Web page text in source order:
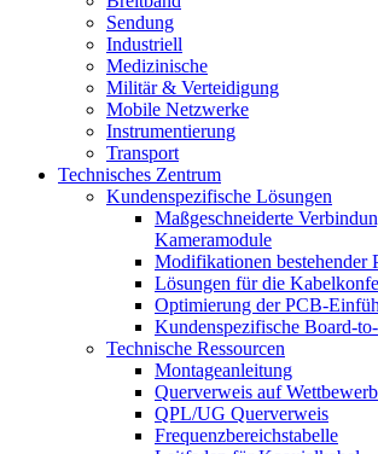
Sendung
Industriell
Medizinische
Militär & Verteidigung
Mobile Netzwerke
Instrumentierung
Transport
Technisches Zentrum
Kundenspezifische Lösungen
Maßgeschneiderte
Kameramodule
Modifikationen bestehender
Lösungen für die
Optimierung der PCB-
Kundenspezifische Board-
Technische Ressourcen
Montageanleitung
Querverweis auf
QPL/UG Querverweis
Frequenzbereichstabelle